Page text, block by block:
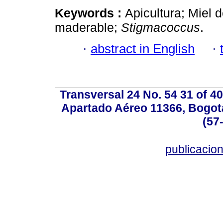
Keywords : Apicultura; Miel
maderable; Stigmacoccus.
· abstract in English ·
Transversal 24 No. 54 31 of
Apartado Aéreo 11366,